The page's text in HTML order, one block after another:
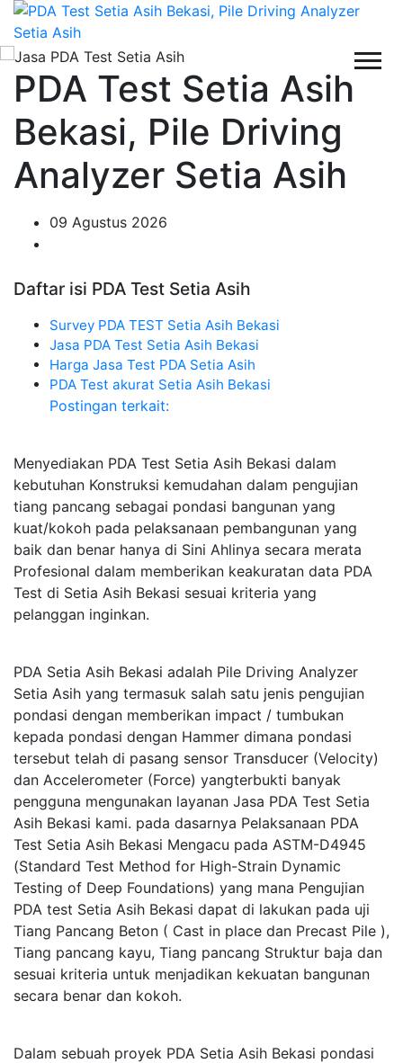
PDA Test Setia Asih
Bekasi, Pile Driving
Analyzer Setia Asih
09 Agustus 2026
Daftar isi PDA Test Setia Asih
Survey PDA TEST Setia Asih Bekasi
Jasa PDA Test Setia Asih Bekasi
Harga Jasa Test PDA Setia Asih
PDA Test akurat Setia Asih Bekasi
Postingan terkait:
Menyediakan PDA Test Setia Asih Bekasi dalam
kebutuhan Konstruksi kemudahan dalam pengujian
tiang pancang sebagai pondasi bangunan yang
kuat/kokoh pada pelaksanaan pembangunan yang
baik dan benar hanya di Sini Ahlinya secara merata
Profesional dalam memberikan keakuratan data PDA
Test di Setia Asih Bekasi sesuai kriteria yang
pelanggan inginkan.
PDA Setia Asih Bekasi adalah Pile Driving Analyzer
Setia Asih yang termasuk salah satu jenis pengujian
pondasi dengan memberikan impact / tumbukan
kepada pondasi dengan Hammer dimana pondasi
tersebut telah di pasang sensor Transducer (Velocity)
dan Accelerometer (Force) yangterbukti banyak
pengguna mengunakan layanan Jasa PDA Test Setia
Asih Bekasi kami. pada dasarnya Pelaksanaan PDA
Test Setia Asih Bekasi Mengacu pada ASTM-D4945
(Standard Test Method for High-Strain Dynamic
Testing of Deep Foundations) yang mana Pengujian
PDA test Setia Asih Bekasi dapat di lakukan pada uji
Tiang Pancang Beton ( Cast in place dan Precast Pile ),
Tiang pancang kayu, Tiang pancang Struktur baja dan
sesuai kriteria untuk menjadikan kekuatan bangunan
secara benar dan kokoh.
Dalam sebuah proyek PDA Setia Asih Bekasi pondasi